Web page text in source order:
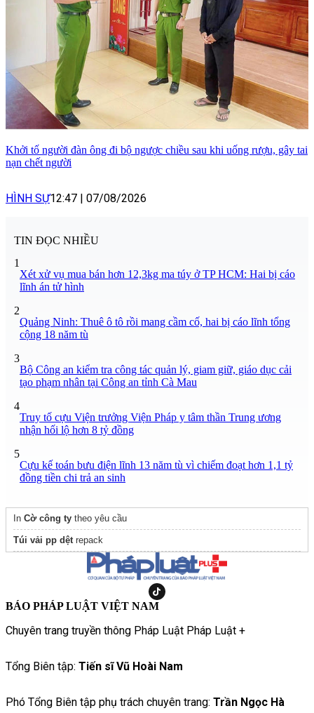
Khởi tố người đàn ông đi bộ ngược chiều sau khi uống rượu, gây tai
nạn chết người
HÌNH SỰ12:47 07/08/2026
TIN ĐỌC NHIỀU
1
Xét xử vụ mua bán hơn 12,3kg ma túy ở TP HCM: Hai bị cáo
lĩnh án tử hình
2
Quảng Ninh: Thuê ô tô rồi mang cầm cố, hai bị cáo lĩnh tổng
cộng 18 năm tù
3
Bộ Công an kiểm tra công tác quản lý, giam giữ, giáo dục cải
tạo phạm nhân tại Công an tỉnh Cà Mau
4
Truy tố cựu Viện trưởng Viện Pháp y tâm thần Trung ương
nhận hối lộ hơn 8 tỷ đồng
5
Cựu kế toán bưu điện lĩnh 13 năm tù vì chiếm đoạt hơn 1,1 tỷ
đồng tiền chi trả an sinh
In Cờ công ty theo yêu cầu
Túi vải pp dệt repack
BÁO PHÁP LUẬT VIỆT NAM
Chuyên trang truyền thông Pháp Luật Pháp Luật +
Tổng Biên tập: Tiến sĩ Vũ Hoài Nam
Phó Tổng Biên tập phụ trách chuyên trang: Trần Ngọc Hà